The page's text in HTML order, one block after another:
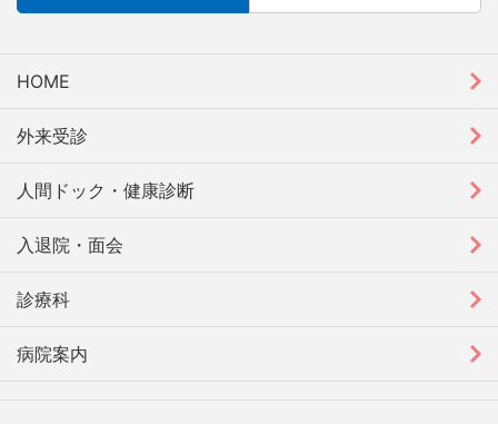
HOME
外来受診
人間ドック・健康診断
入退院・面会
診療科
病院案内